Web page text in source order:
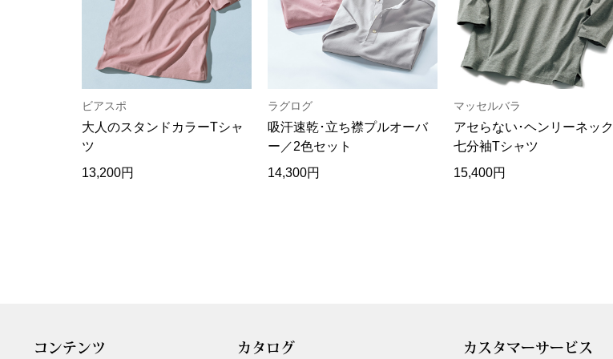
ビアスポ
大人のスタンドカラーTシャ
ツ
13,200円
ラグログ
吸汗速乾･立ち襟プルオーバ
ー／2色セット
14,300円
マッセルバラ
アセらない･ヘンリーネック
七分袖Tシャツ
15,400円
コンテンツ カタログ カスタマーサービス